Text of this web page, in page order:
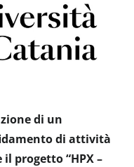
di un
di attività
progetto “HPX –